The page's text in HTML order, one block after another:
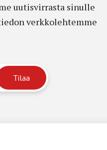
uutisvirrasta sinulle
verkkolehtemme